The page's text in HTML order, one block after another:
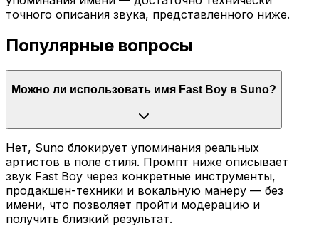
точного описания звука, представленного ниже.
Популярные вопросы
Можно ли использовать имя Fast Boy в Suno?
Нет, Suno блокирует упоминания реальных
артистов в поле стиля. Промпт ниже описывает
звук Fast Boy через конкретные инструменты,
продакшен-техники и вокальную манеру — без
имени, что позволяет пройти модерацию и
получить близкий результат.